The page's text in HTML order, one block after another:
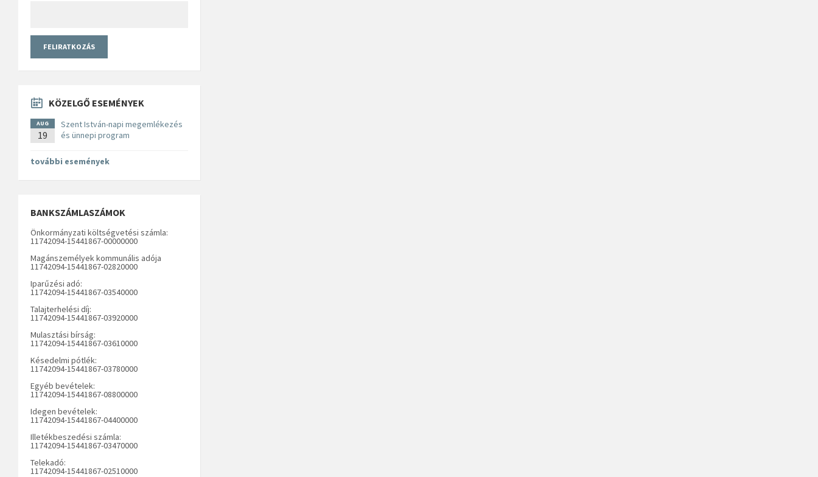
KÖZELGŐ ESEMÉNYEK
AUG
19
Szent István-napi megemlékezés
és ünnepi program
további események
BANKSZÁMLASZÁMOK
Önkormányzati költségvetési számla:
11742094-15441867-00000000
Magánszemélyek kommunális adója
11742094-15441867-02820000
Iparűzési adó:
11742094-15441867-03540000
Talajterhelési díj:
11742094-15441867-03920000
Mulasztási bírság:
11742094-15441867-03610000
Késedelmi pótlék:
11742094-15441867-03780000
Egyéb bevételek:
11742094-15441867-08800000
Idegen bevételek:
11742094-15441867-04400000
Illetékbeszedési számla:
11742094-15441867-03470000
Telekadó:
11742094-15441867-02510000